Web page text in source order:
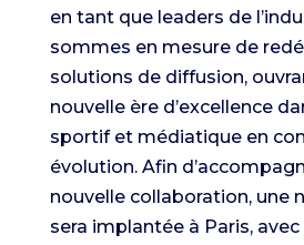
en tant que leaders de
sommes en mesure de
solutions de diffusion,
nouvelle ère d’excellence
sportif et médiatique en
évolution. Afin
nouvelle collaboration, une
sera implantée à Paris,